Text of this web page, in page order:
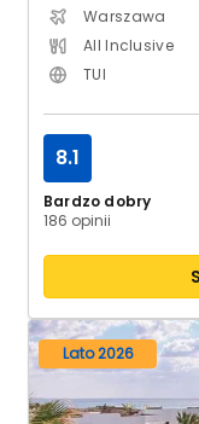
Warszawa
All Inclusive
TUI
Bardzo dobry
186 opinii
8.1
Lato 2026